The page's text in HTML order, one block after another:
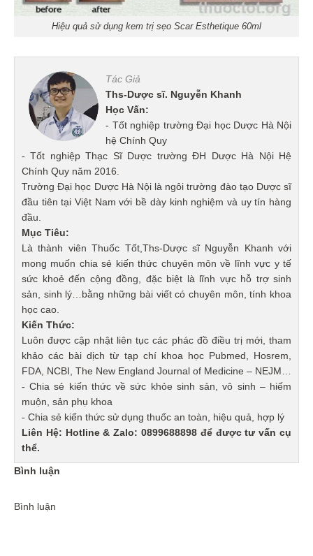
Hiệu quả sử dụng kem trị sẹo Scar Esthetique 60ml
Tác Giả
Ths-Dược sĩ. Nguyễn Khanh
Học Vấn:
- Tốt nghiệp trường Đại học Dược Hà Nội
hệ Chính Quy
- Tốt nghiệp Thạc Sĩ Dược trường ĐH Dược Hà Nội Hệ
Chính Quy năm 2016.
Trường Đại học Dược Hà Nội là ngôi trường đào tạo Dược sĩ
đầu tiên tại Việt Nam với bề dày kinh nghiệm và uy tín hàng
đầu.
Mục Tiêu:
Là thành viên Thuốc Tốt,Ths-Dược sĩ Nguyễn Khanh với
mong muốn chia sẻ kiến thức chuyên môn về lĩnh vực y tế
sức khoẻ đến cộng đồng, đặc biệt là lĩnh vực hỗ trợ sinh
sản, sinh lý…bằng những bài viết có chuyên môn, tính khoa
học cao.
Kiến Thức:
Luôn được cập nhật liên tục các phác đồ điều trị mới, tham
khảo các bài dịch từ tạp chí khoa học Pubmed, Hosrem,
FDA, NCBI, The New England Journal of Medicine – NEJM…
- Chia sẻ kiến thức về sức khỏe sinh sản, vô sinh – hiếm
muộn, sản phụ khoa
- Chia sẻ kiến thức sử dụng thuốc an toàn, hiệu quả, hợp lý
Liên Hệ: Hotline & Zalo: 0899688898 để được tư vấn cụ
thể.
Bình luận
Bình luận